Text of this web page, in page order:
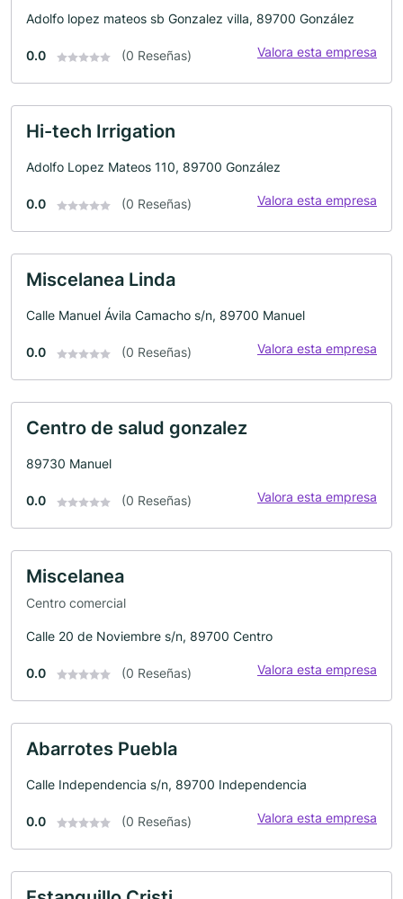
Adolfo lopez mateos sb Gonzalez villa, 89700 González
0.0 (0 Reseñas) Valora esta empresa
Hi-tech Irrigation
Adolfo Lopez Mateos 110, 89700 González
0.0 (0 Reseñas) Valora esta empresa
Miscelanea Linda
Calle Manuel Ávila Camacho s/n, 89700 Manuel
0.0 (0 Reseñas) Valora esta empresa
Centro de salud gonzalez
89730 Manuel
0.0 (0 Reseñas) Valora esta empresa
Miscelanea
Centro comercial
Calle 20 de Noviembre s/n, 89700 Centro
0.0 (0 Reseñas) Valora esta empresa
Abarrotes Puebla
Calle Independencia s/n, 89700 Independencia
0.0 (0 Reseñas) Valora esta empresa